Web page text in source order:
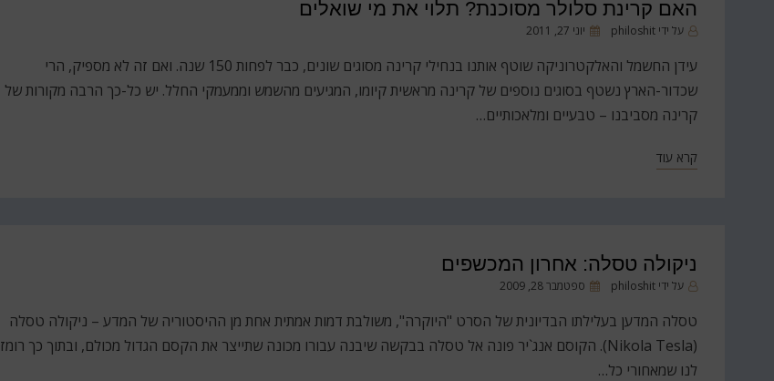
האם קרינת סלולר מסוכנת? תלוי את מי שואלים‎
על ידיphiloshit
פורסם
יוני 27, 2011
עידן החשמל והאלקטרוניקה שוטף אותנו בנחילי קרינה מסוגים שונים, כבר לפחות 150 שנה. ואם זה לא מספיק, הרי
שכדור-הארץ נשטף בסוגים נוספים של קרינה מראשית קיומו, המגיעים מהשמש וממעמקי החלל. יש כל-כך הרבה מקורות של
קרינה מסביבנו – טבעיים ומלאכותיים…
קרא עוד
ניקולה טסלה: אחרון המכשפים
על ידיphiloshit
פורסםספטמבר 28, 2009
טסלה המדען בעלילתו הבדיונית של הסרט "היוקרה", משולבת דמות אמתית אחת מן ההיסטוריה של המדע – ניקולה טסלה
(Nikola Tesla). הקוסם אנג`יר פונה אל טסלה בבקשה שיבנה עבורו מכונה שתייצר את הקסם הגדול מכולם, ובתוך כך רומז
לנו שמאחורי כל…